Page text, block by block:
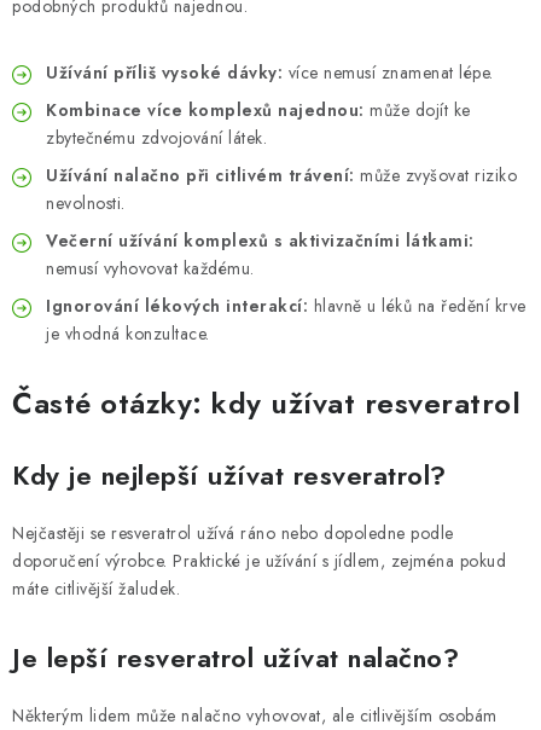
podobných produktů najednou.
Užívání příliš vysoké dávky: více nemusí znamenat lépe.
Kombinace více komplexů najednou: může dojít ke
zbytečnému zdvojování látek.
Užívání nalačno při citlivém trávení: může zvyšovat riziko
nevolnosti.
Večerní užívání komplexů s aktivizačními látkami:
nemusí vyhovovat každému.
Ignorování lékových interakcí: hlavně u léků na ředění krve
je vhodná konzultace.
Časté otázky: kdy užívat resveratrol
Kdy je nejlepší užívat resveratrol?
Nejčastěji se resveratrol užívá ráno nebo dopoledne podle
doporučení výrobce. Praktické je užívání s jídlem, zejména pokud
máte citlivější žaludek.
Je lepší resveratrol užívat nalačno?
Některým lidem může nalačno vyhovovat, ale citlivějším osobám